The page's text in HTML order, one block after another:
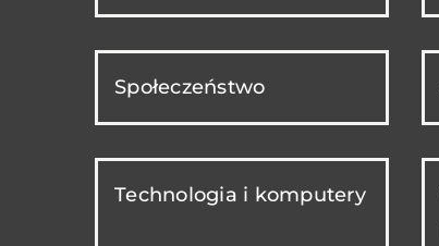
Społeczeństwo
Technologia i komputery